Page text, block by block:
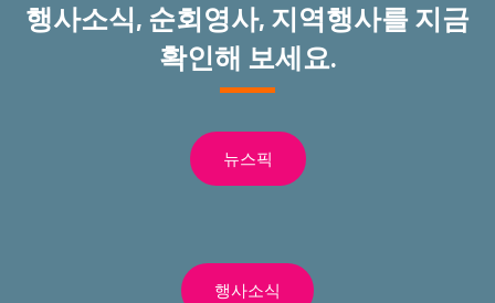
행사소식, 순회영사, 지역행사를 지금
확인해 보세요.
뉴스픽
행사소식